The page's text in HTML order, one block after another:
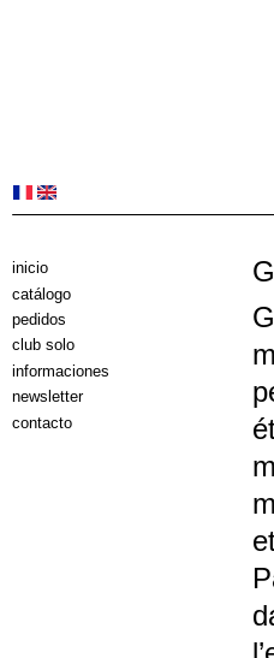
inicio
catálogo
pedidos
club solo
informaciones
newsletter
contacto